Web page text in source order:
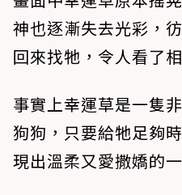
神也逐漸失去光彩，
回來找牠，令人看了
事實上幸運草是一隻
狗狗，只要給牠足夠
現出溫柔又愛撒嬌的